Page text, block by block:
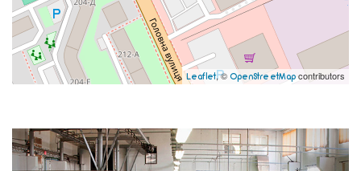
Leaflet, © OpenStreetMap contributors